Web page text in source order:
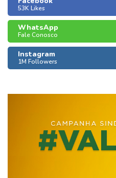
53K Likes
WhatsApp
Fale Conosco
Instagram
1M Followers